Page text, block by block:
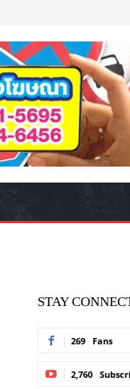
STAY
269 Fans
2,760